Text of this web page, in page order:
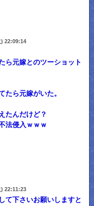
) 22:09:14
ら元嫁とのツーショット
たら元嫁がいた。
たんだけど？
法侵入ｗｗｗ
) 22:11:23
て下さいお願いしますと